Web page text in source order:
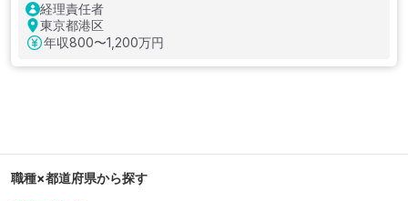
経理責任者
東京都港区
年収800〜1,200万円
職種×都道府県から探す